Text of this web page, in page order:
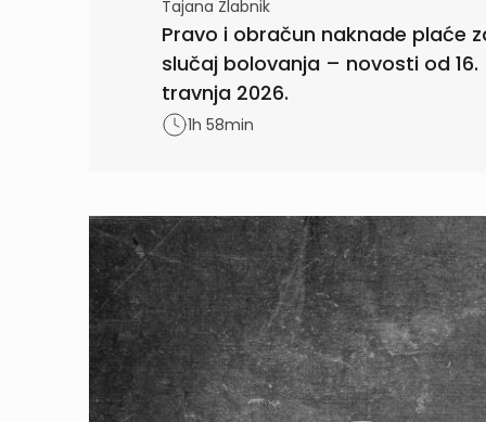
Tajana Zlabnik
Pravo i obračun naknade plaće
slučaj bolovanja – novosti od 16.
travnja 2026.
1h 58min